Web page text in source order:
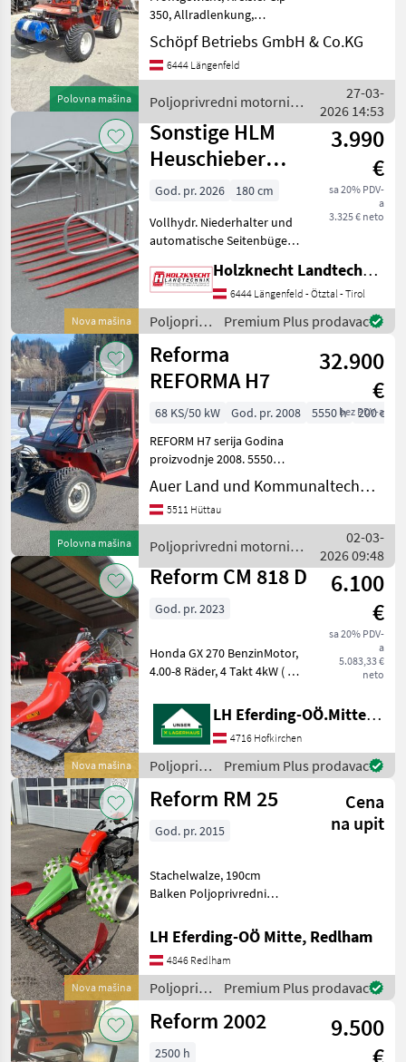
Polovna mašina
350, Allradlenkung,
Bereifung 29x13.5-15 95%
Gorivo: Poljoprivredni
motorni strojevi
Schöpf Betriebs GmbH & Co.KG
6444 Längenfeld
Poljoprivredni motorni
strojevi / Reform
27-03-
2026 14:53
Nova mašina
Sonstige HLM
Heuschieber
Type 1800 mit
hydr.
Niederhalter
3.990
€
sa 20% PDV-
a
3.325 € neto
God. pr. 2026
180 cm
Vollhydr. Niederhalter und
automatische Seitenbügel
Höhe 1250mm, Anbau
Kat1&2 10 Stk. Löffelzinken
länge 1400mm Zinken
(1xDW Steuergerät erfo
Holzknecht Landtechnik GmbH.
6444 Längenfeld - Ötztal - Tirol
Poljoprivredni
motorni
strojevi /
Sonstige
Premium Plus prodavac
Polovna mašina
Reforma
REFORMA H7
32.900
€
bez PDV-a
68 KS/50 kW God. pr. 2008 5550 h
200 cm
REFORM H7 serija Godina
proizvodnje 2008. 5550
radnih sati Gume
31x15.5.15, preostalo cca.
30% profila Motor potpuno
radnih sati Novi hlad
Auer Land und Kommunaltechnik GmbH
5511 Hüttau
Poljoprivredni motorni
strojevi / Reform
02-03-
2026 09:48
Nova mašina
Reform CM 818 D
6.100
€
sa 20% PDV-
a
5.083,33 €
neto
God. pr. 2023
Honda GX 270 BenzinMotor,
4.00-8 Räder, 4 Takt 4kW ( 8,
Mehrscheibenkupplung mit
PowerSafe Funktion, 3
Vorwärts - 3
Rückwertsgänge,
Wendeschaltung,
Ölbadmähan
LH Eferding-OÖ.Mitte, Landtechnik Hofkirchen
4716 Hofkirchen
Poljoprivredni
motorni
strojevi /
Premium Plus prodavac
Nova mašina
Reform RM 25
Cena
na upit
God. pr. 2015
Stachelwalze, 190cm
Balken Poljoprivredni
Dvoosovinske kosilice
LH Eferding-OÖ Mitte, Redlham
4846 Redlham
Poljoprivredni
motorni
strojevi /
Premium Plus prodavac
Reform 2002
9.500
2500 h